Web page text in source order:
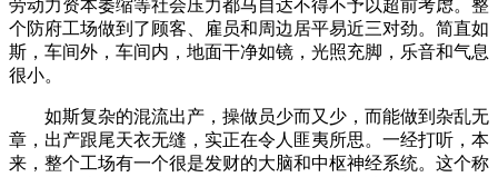
劳动力资本萎缩等社会压力都马自达不得不予以超前考虑。整
个防府工场做到了顾客、雇员和周边居平易近三对劲。简直如
斯，车间外，车间内，地面干净如镜，光照充脚，乐音和气息
很小。
如斯复杂的混流出产，操做员少而又少，而能做到杂乱无
章，出产跟尾天衣无缝，实正在令人匪夷所思。一经打听，本
来，整个工场有一个很是发财的大脑和中枢神经系统。这个称